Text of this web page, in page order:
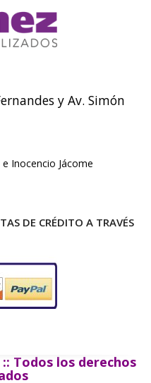
y Av. Simón
Inocencio Jácome
DE CRÉDITO A TRAVÉS
Todos los derechos